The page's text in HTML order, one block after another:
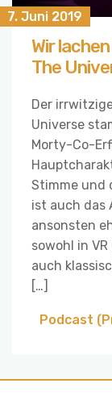
7. Juni 2019
Wir
The
Der
Universe
Morty-Co-
Stimme und
ist auch das
ansonsten
sowohl in VR
auch
[…]
Podcast